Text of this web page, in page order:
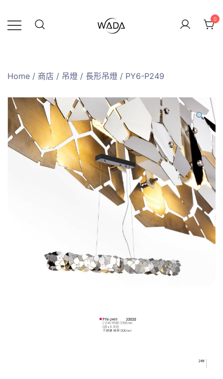
0
Home / 商店 / 吊燈 / 長形吊燈 / PY6-P249